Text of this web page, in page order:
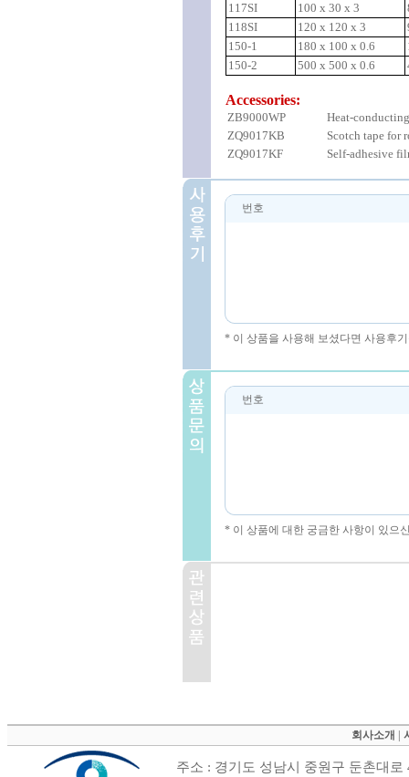
117SI
100 x 30 x 3
118SI
120 x 120 x 3
150-1
180 x 100 x 0.6
150-2
500 x 500 x 0.6
Accessories:
ZB9000WP
Heat-
ZQ9017KB
Scotch tape for
ZQ9017KF
Self-adhesive
번호
* 이 상품을 사용해 보셨다면 사용후
번호
* 이 상품에 대한 궁금한 사항이 있으
회사소개
주소 : 경기도 성남시 중원구 둔촌대